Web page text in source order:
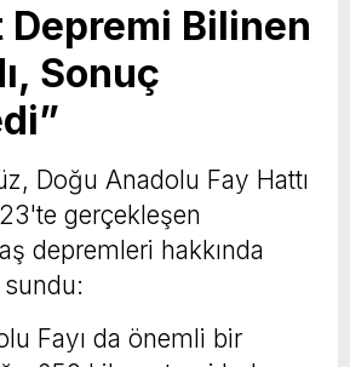
Depremi Bilinen
Sonuç
Doğu Anadolu Fay Hattı
gerçekleşen
depremleri hakkında
Fayı da önemli bir